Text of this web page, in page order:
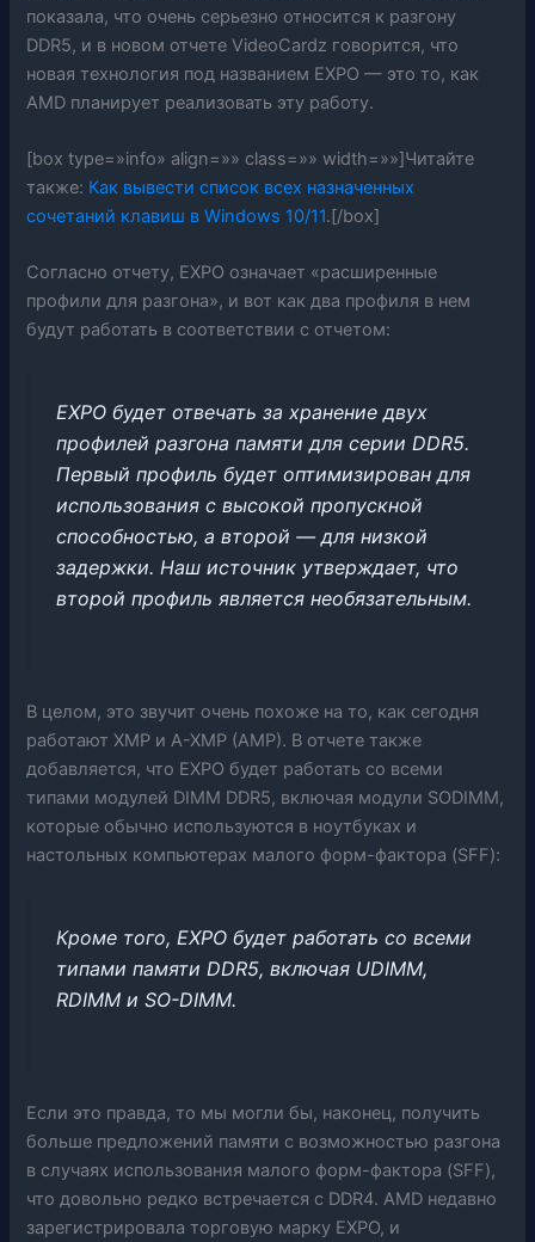
показала, что очень серьезно относится к разгону
DDR5, и в новом отчете VideoCardz говорится, что
новая технология под названием EXPO — это то, как
AMD планирует реализовать эту работу.
[box type=»info» align=»» class=»» width=»»]Читайте
также: Как вывести список всех назначенных
сочетаний клавиш в Windows 10/11.[/box]
Согласно отчету, EXPO означает «расширенные
профили для разгона», и вот как два профиля в нем
будут работать в соответствии с отчетом:
EXPO будет отвечать за хранение двух
профилей разгона памяти для серии DDR5.
Первый профиль будет оптимизирован для
использования с высокой пропускной
способностью, а второй — для низкой
задержки. Наш источник утверждает, что
второй профиль является необязательным.
В целом, это звучит очень похоже на то, как сегодня
работают XMP и A-XMP (AMP). В отчете также
добавляется, что EXPO будет работать со всеми
типами модулей DIMM DDR5, включая модули SODIMM,
которые обычно используются в ноутбуках и
настольных компьютерах малого форм-фактора (SFF):
Кроме того, EXPO будет работать со всеми
типами памяти DDR5, включая UDIMM,
RDIMM и SO-DIMM.
Если это правда, то мы могли бы, наконец, получить
больше предложений памяти с возможностью разгона
в случаях использования малого форм-фактора (SFF),
что довольно редко встречается с DDR4. AMD недавно
зарегистрировала торговую марку EXPO, и